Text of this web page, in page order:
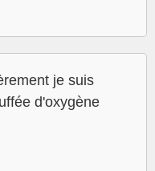
je suis
d'oxygène